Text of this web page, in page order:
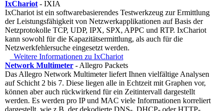
IxChariot - IXIA
IxChariot ist ein softwarebasierendes Testwerkzeug zur Ermittlung
der Leistungsfähigkeit von Netzwerkapplikationen auf Basis der
Netzprotokolle TCP, UDP, IPX, SPX, APPC und RTP. IxChariot
kann sowohl für die Kapazitätsermittlung, als auch für die
Netzwerkfehlersuche eingesetzt werden.
Weitere Informationen zu IxChariot
Network Multimeter - Allegro Packets
Das Allegro Network Multimeter liefert Ihnen vielfältige Analysen
auf Schicht 2 bis 7. Diese liegen alle in Echtzeit mit Graphen vor,
können aber auch rückwirkend für ein Zeitintervall dargestellt
werden. Es werden pro IP und MAC viele Informationen korreliert
dargestellt, wie z.B. der dekodierte DNS-, DHCP- oder HTTP-